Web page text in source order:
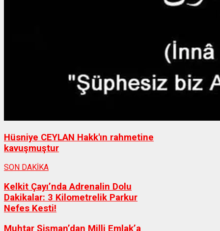
Hüsniye CEYLAN Hakk'ın rahmetine
kavuşmuştur
SON DAKİKA
Kelkit Çayı’nda Adrenalin Dolu
Dakikalar: 3 Kilometrelik Parkur
Nefes Kesti!
Muhtar Şişman’dan Milli Emlak’a